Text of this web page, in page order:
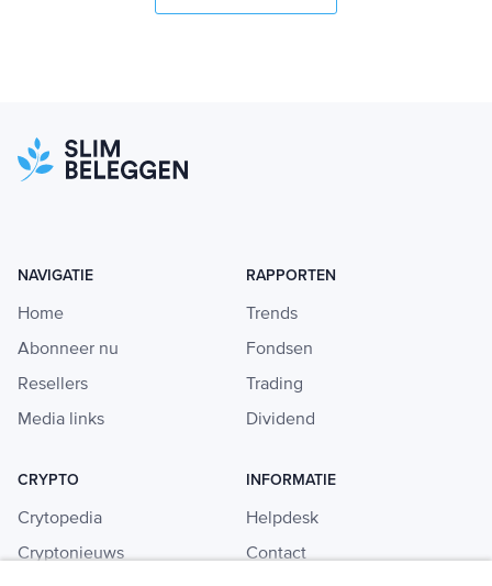
NAVIGATIE
Home
Abonneer nu
Resellers
Media links
RAPPORTEN
Trends
Fondsen
Trading
Dividend
CRYPTO
Crytopedia
Cryptonieuws
INFORMATIE
Helpdesk
Contact